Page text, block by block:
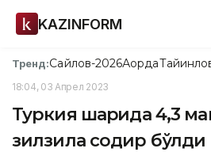
KAZINFORM
Тренд:Сайлов-2026Ақорда
18:04, 03 Апрел 2023
Туркия шарқида 4,3
зилзила содир бўлди